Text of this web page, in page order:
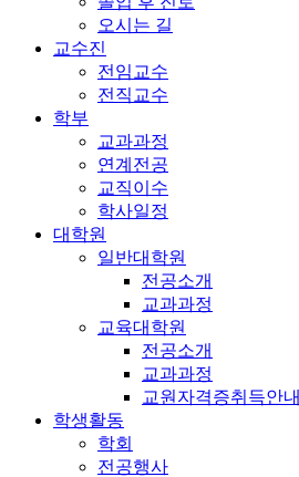
오시는 길
교수진
전임교수
전직교수
학부
교과과정
연계전공
교직이수
학사일정
대학원
일반대학원
전공소개
교과과정
교육대학원
전공소개
교과과정
교원자격증취득안내
학생활동
학회
전공행사